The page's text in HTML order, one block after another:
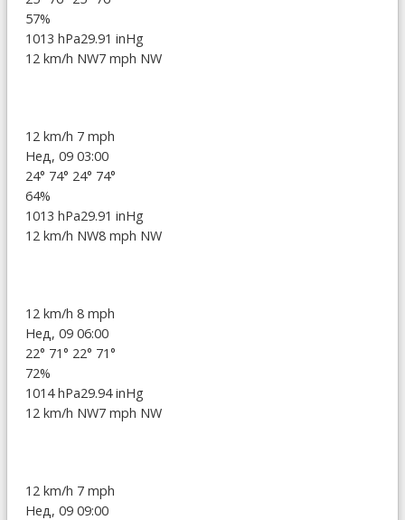
57%
1013 hPa29.91 inHg
12 km/h NW7 mph NW
12 km/h 7 mph
Нед, 09 03:00
24° 74° 24° 74°
64%
1013 hPa29.91 inHg
12 km/h NW8 mph NW
12 km/h 8 mph
Нед, 09 06:00
22° 71° 22° 71°
72%
1014 hPa29.94 inHg
12 km/h NW7 mph NW
12 km/h 7 mph
Нед, 09 09:00